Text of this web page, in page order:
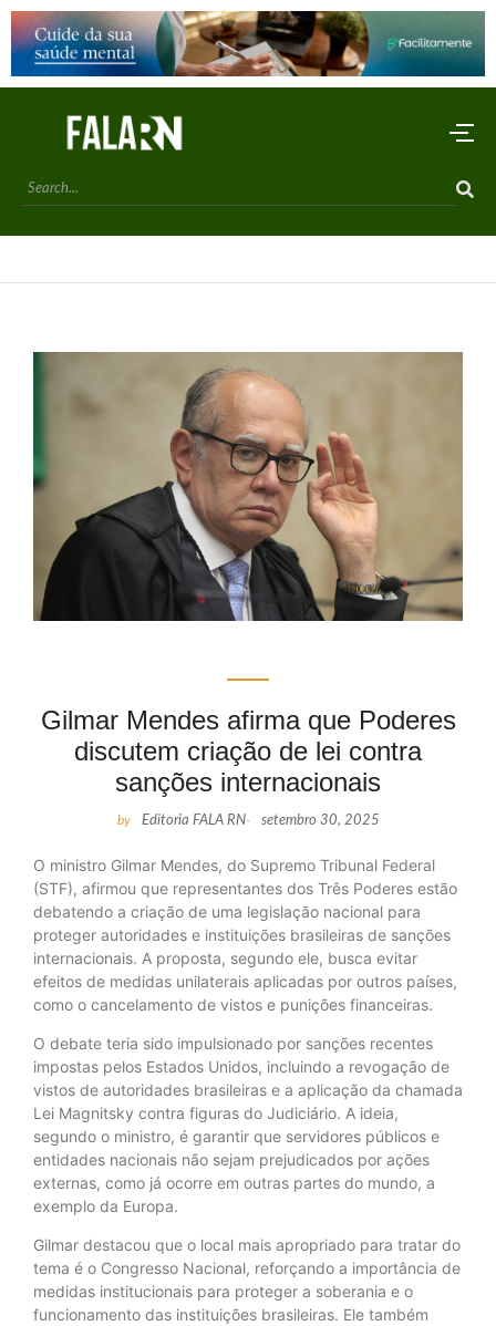
Gilmar Mendes afirma que Poderes
discutem criação de lei contra
sanções internacionais
by Editoria FALA RN- setembro 30, 2025
O ministro Gilmar Mendes, do Supremo Tribunal Federal
(STF), afirmou que representantes dos Três Poderes estão
debatendo a criação de uma legislação nacional para
proteger autoridades e instituições brasileiras de sanções
internacionais. A proposta, segundo ele, busca evitar
efeitos de medidas unilaterais aplicadas por outros países,
como o cancelamento de vistos e punições financeiras.
O debate teria sido impulsionado por sanções recentes
impostas pelos Estados Unidos, incluindo a revogação de
vistos de autoridades brasileiras e a aplicação da chamada
Lei Magnitsky contra figuras do Judiciário. A ideia,
segundo o ministro, é garantir que servidores públicos e
entidades nacionais não sejam prejudicados por ações
externas, como já ocorre em outras partes do mundo, a
exemplo da Europa.
Gilmar destacou que o local mais apropriado para tratar do
tema é o Congresso Nacional, reforçando a importância de
medidas institucionais para proteger a soberania e o
funcionamento das instituições brasileiras. Ele também